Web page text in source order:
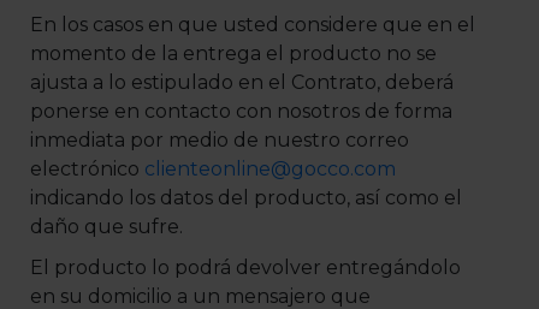
En los casos en que usted considere que en el
momento de la entrega el producto no se
ajusta a lo estipulado en el Contrato, deberá
ponerse en contacto con nosotros de forma
inmediata por medio de nuestro correo
electrónico clienteonline@gocco.com
indicando los datos del producto, así como el
daño que sufre.
El producto lo podrá devolver entregándolo
en su domicilio a un mensajero que